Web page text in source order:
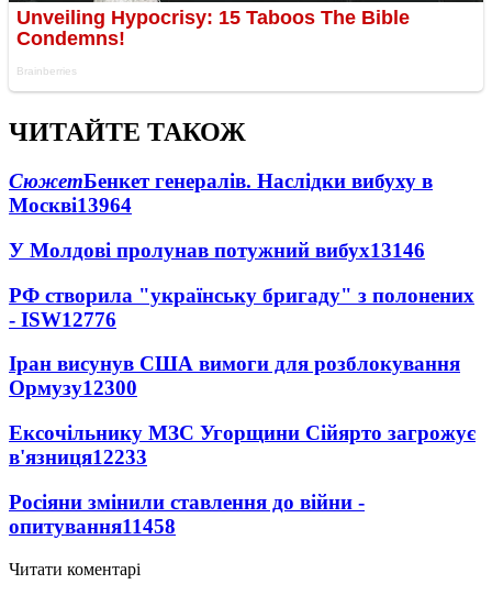
ЧИТАЙТЕ ТАКОЖ
СюжетБенкет генералів. Наслідки вибуху в
Москві13964
У Молдові пролунав потужний вибух13146
РФ створила "українську бригаду" з полонених
- ISW12776
Іран висунув США вимоги для розблокування
Ормузу12300
Ексочільнику МЗС Угорщини Сійярто загрожує
в'язниця12233
Росіяни змінили ставлення до війни -
опитування11458
Читати коментарі